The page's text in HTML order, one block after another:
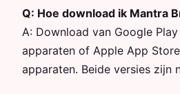
Q: Hoe download ik Mantra
A: Download van Google
apparaten of Apple App
apparaten. Beide versies zijn